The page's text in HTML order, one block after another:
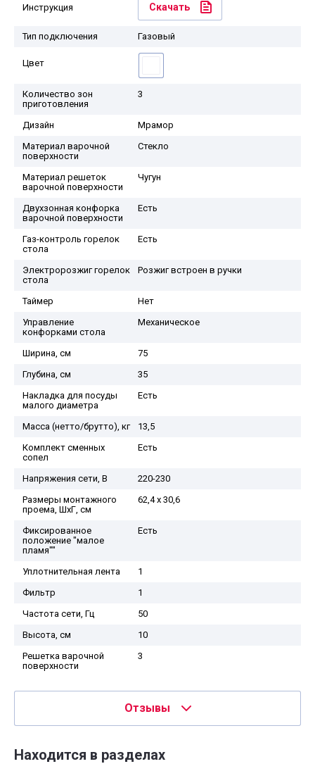
Инструкция Скачать
Тип подключения Газовый
Цвет
Количество зон
приготовления
3
Дизайн
Мрамор
Материал варочной
поверхности
Стекло
Материал решеток
варочной поверхности
Чугун
Двухзонная конфорка
варочной поверхности
Есть
Газ-контроль горелок
стола
Есть
Электророзжиг горелок
стола
Розжиг встроен в ручки
Таймер
Нет
Управление
конфорками стола
Механическое
Ширина, см
75
Глубина, см
35
Накладка для посуды
малого диаметра
Есть
Масса (нетто/брутто), кг
13,5
Комплект сменных
сопел
Есть
Напряжения сети, В
220-230
Размеры монтажного
проема, ШхГ, см
62,4 х 30,6
Фиксированное
положение "малое
пламя""
Есть
Уплотнительная лента
1
Фильтр
1
Частота сети, Гц
50
Высота, см
10
Решетка варочной
поверхности
3
Отзывы
Находится в разделах